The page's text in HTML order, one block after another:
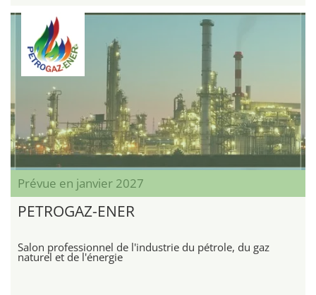
Prévue en janvier 2027
PETROGAZ-ENER
Salon professionnel de l'industrie du pétrole, du gaz
naturel et de l'énergie